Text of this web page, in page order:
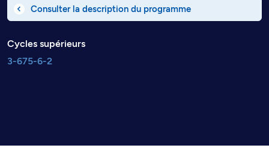
Consulter la description du programme
Cycles supérieurs
3-675-6-2